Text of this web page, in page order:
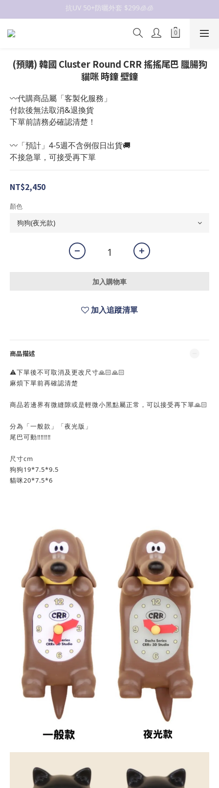
抗UV 50+防曬外套 $299🧊🧊
✨OWALA多款任選✨  點我看全部
(預購) 韓國 Cluster Round CRR 搖搖尾巴 臘腸狗
貓咪 時鐘 壁鐘
〰️代購商品屬「客製化服務」
付款後無法取消&退換貨
下單前請務必確認清楚！
〰️「預計」4-5週不含例假日出貨🚚
不接急單，可接受再下單
NT$2,450
顏色
加入購物車
加入追蹤清單
商品描述
⚠️下單後不可取消及更改尺寸🙏🏻🙏🏻
麻煩下單前再確認清楚
商品若邊界有微縫隙或是輕微小黑點屬正常，可以接受再下單🙏🏻
分為「一般款」「夜光版」
尾巴可動‼️‼️‼️‼️
尺寸cm
狗狗19*7.5*9.5
貓咪20*7.5*6